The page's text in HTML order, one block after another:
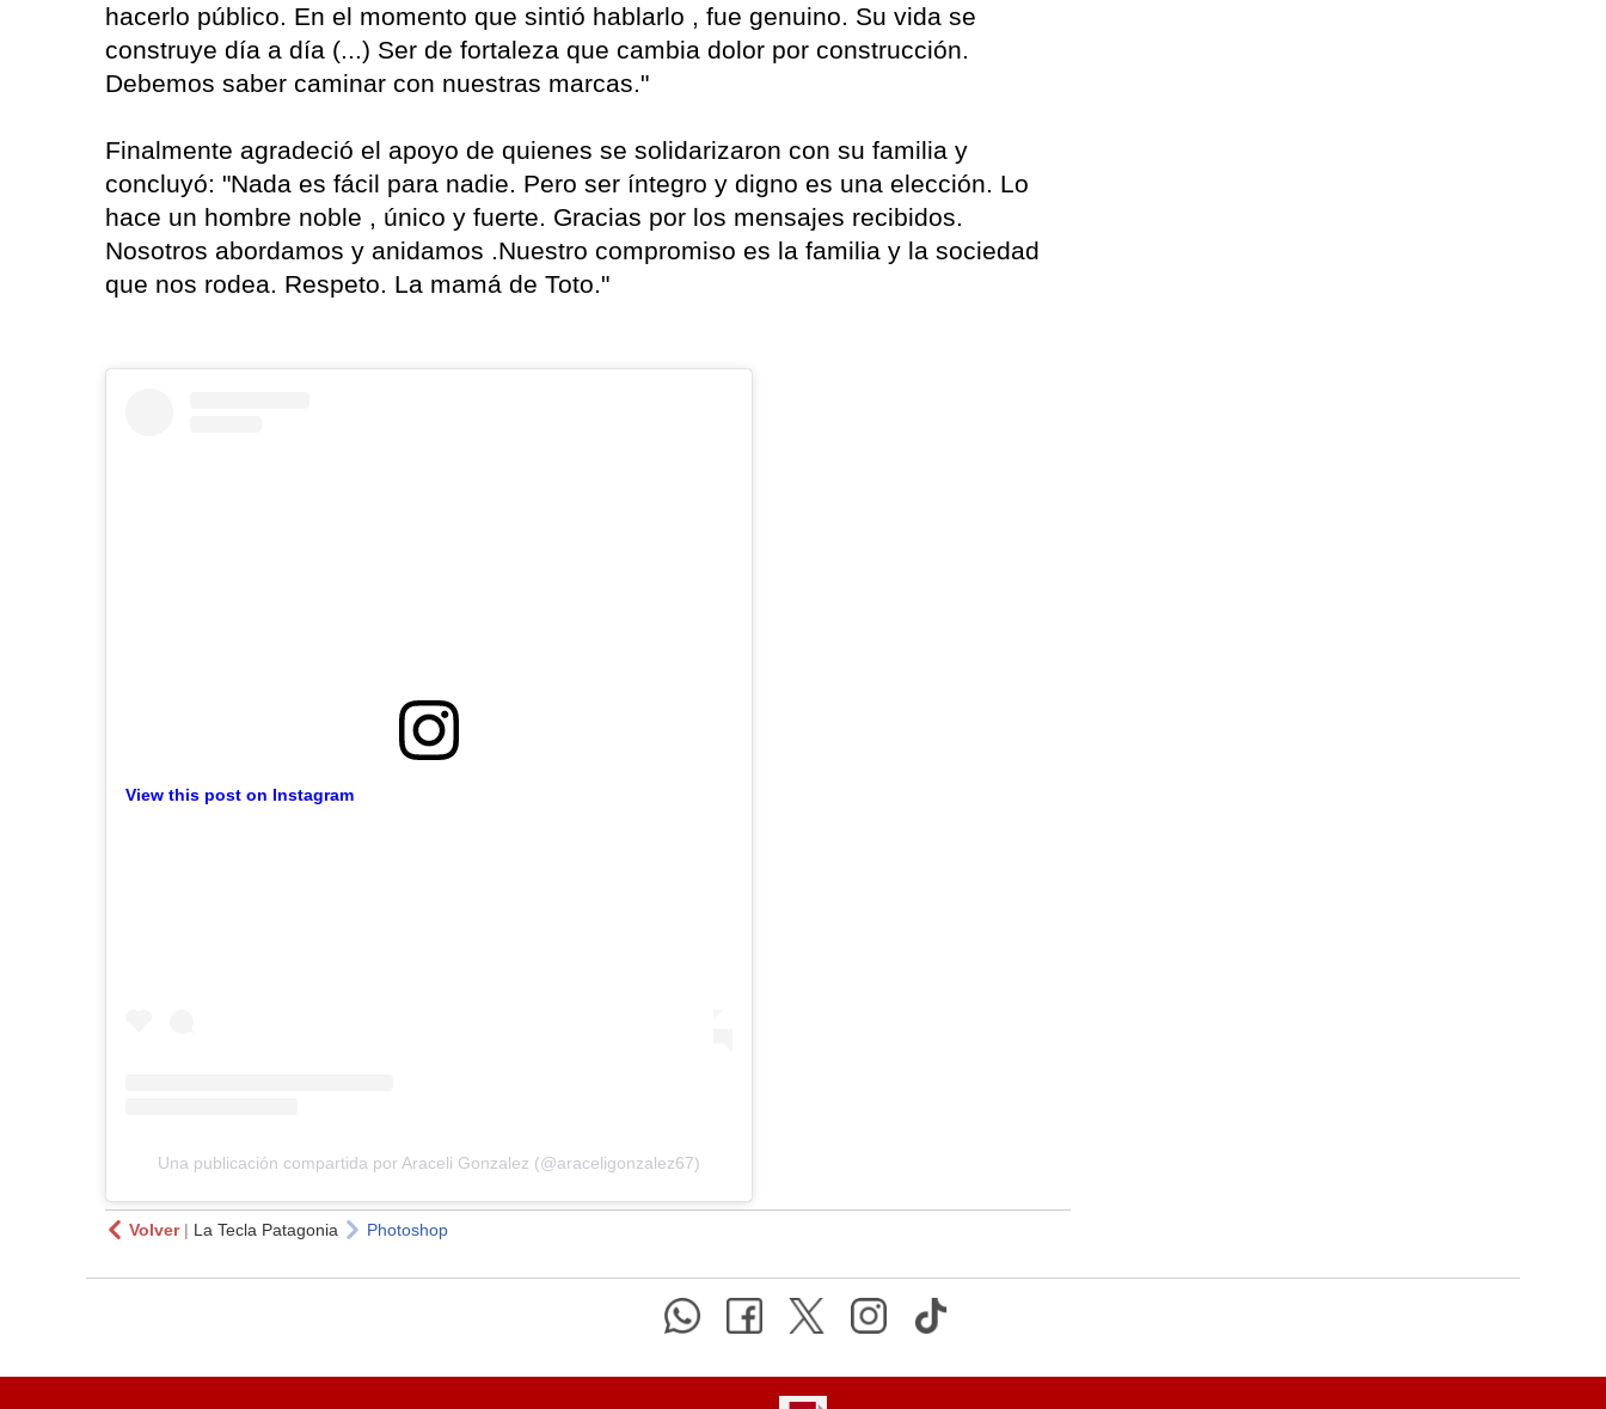
hacerlo público. En el momento que sintió hablarlo , fue genuino. Su vida se
construye día a día (...) Ser de fortaleza que cambia dolor por construcción.
Debemos saber caminar con nuestras marcas."
Finalmente agradeció el apoyo de quienes se solidarizaron con su familia y
concluyó: "Nada es fácil para nadie. Pero ser íntegro y digno es una elección. Lo
hace un hombre noble , único y fuerte. Gracias por los mensajes recibidos.
Nosotros abordamos y anidamos .Nuestro compromiso es la familia y la sociedad
que nos rodea. Respeto. La mamá de Toto."
View this post on Instagram
Una publicación compartida por Araceli Gonzalez (@araceligonzalez67)
Volver| La Tecla Patagonia Photoshop